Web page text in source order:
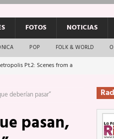
FOTOS NOTICIAS
POP FOLK & WORLD
Pt.2: Scenes from a
ENTREVISTAS
deberían pasar”
pasan,